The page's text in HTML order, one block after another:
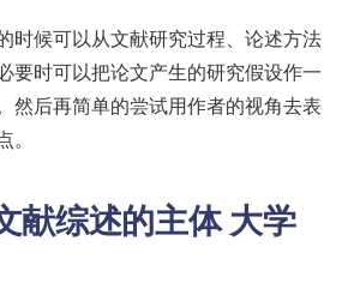
时候可以从文献研究过程、论述方法
要时可以把论文产生的研究假设作一
然后再简单的尝试用作者的视角去表
献综述的主体 大学